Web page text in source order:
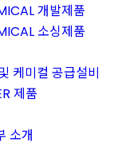
개발제품
소싱제품
케미컬 공급설비
제품
소개